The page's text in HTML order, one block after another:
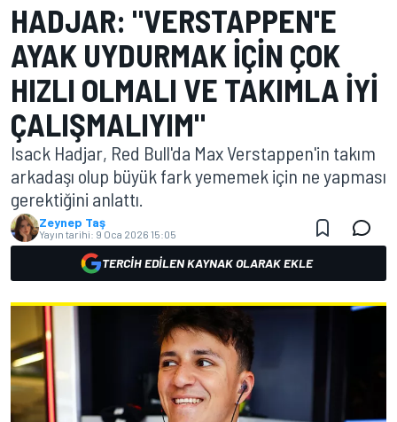
HADJAR: "VERSTAPPEN'E
AYAK UYDURMAK IÇIN ÇOK
HIZLI OLMALI VE TAKIMLA IYI
ÇALIŞMALIYIM"
Isack Hadjar, Red Bull'da Max Verstappen'in takım
arkadaşı olup büyük fark yememek için ne yapması
gerektiğini anlattı.
Zeynep Taş
Yayın tarihi: 9 Oca 2026 15:05
TERCIH EDILEN KAYNAK OLARAK EKLE